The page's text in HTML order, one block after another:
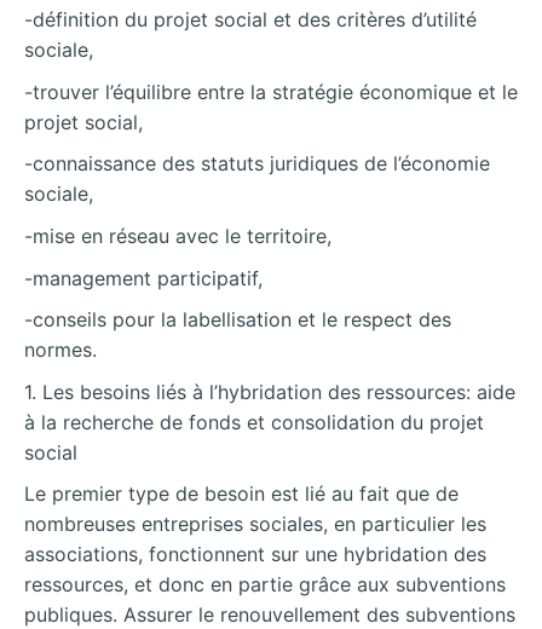
-définition du projet social et des critères d’utilité
sociale,
-trouver l’équilibre entre la stratégie économique et le
projet social,
-connaissance des statuts juridiques de l’économie
sociale,
-mise en réseau avec le territoire,
-management participatif,
-conseils pour la labellisation et le respect des
normes.
1. Les besoins liés à l’hybridation des ressources: aide
à la recherche de fonds et consolidation du projet
social
Le premier type de besoin est lié au fait que de
nombreuses entreprises sociales, en particulier les
associations, fonctionnent sur une hybridation des
ressources, et donc en partie grâce aux subventions
publiques. Assurer le renouvellement des subventions